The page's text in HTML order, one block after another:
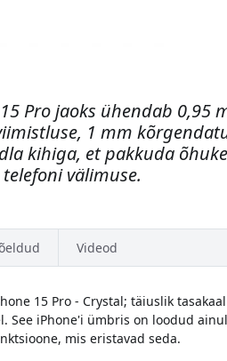
Pro jaoks ühendab 0,95
1 mm
kihiga, et pakkuda
välimuse.
Videod
15 Pro - Crystal; täiuslik
See iPhone'i ümbris on loodud
mis eristavad seda.